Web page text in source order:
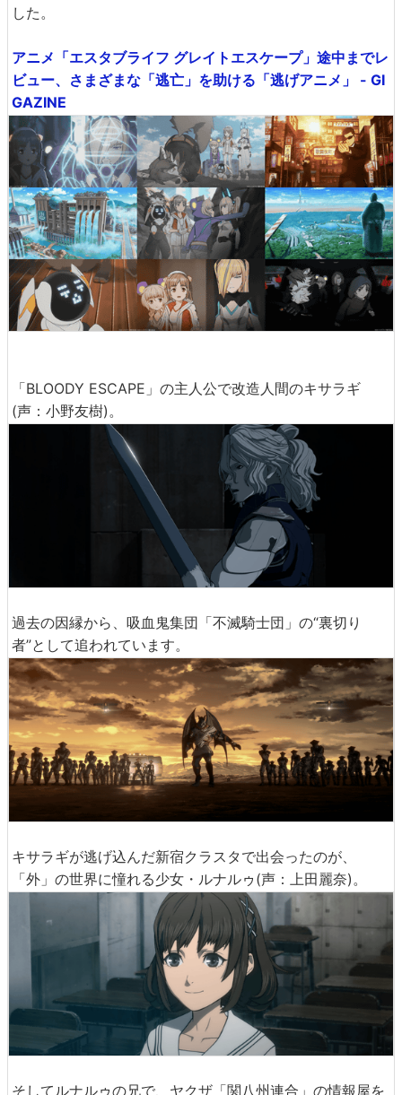
した。
アニメ「エスタブライフ グレイトエスケープ」途中までレ
ビュー、さまざまな「逃亡」を助ける「逃げアニメ」 - GI
GAZINE
「BLOODY ESCAPE」の主人公で改造人間のキサラギ
(声：小野友樹)。
過去の因縁から、吸血鬼集団「不滅騎士団」の“裏切り
者”として追われています。
キサラギが逃げ込んだ新宿クラスタで出会ったのが、
「外」の世界に憧れる少女・ルナルゥ(声：上田麗奈)。
そしてルナルゥの兄で、ヤクザ「関八州連合」の情報屋を